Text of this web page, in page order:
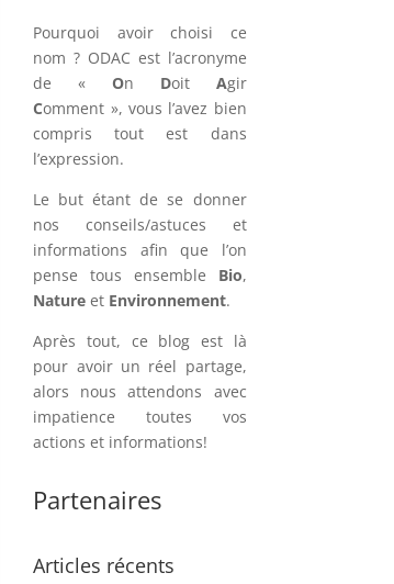
Pourquoi avoir choisi ce
nom ? ODAC est l’acronyme
de « On Doit Agir
Comment », vous l’avez bien
compris tout est dans
l’expression.
Le but étant de se donner
nos conseils/astuces et
informations afin que l’on
pense tous ensemble Bio,
Nature et Environnement.
Après tout, ce blog est là
pour avoir un réel partage,
alors nous attendons avec
impatience toutes vos
actions et informations!
Partenaires
Articles récents